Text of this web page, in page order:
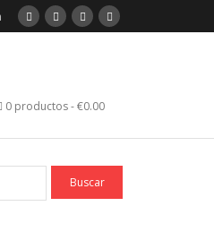
0 productos €0.00